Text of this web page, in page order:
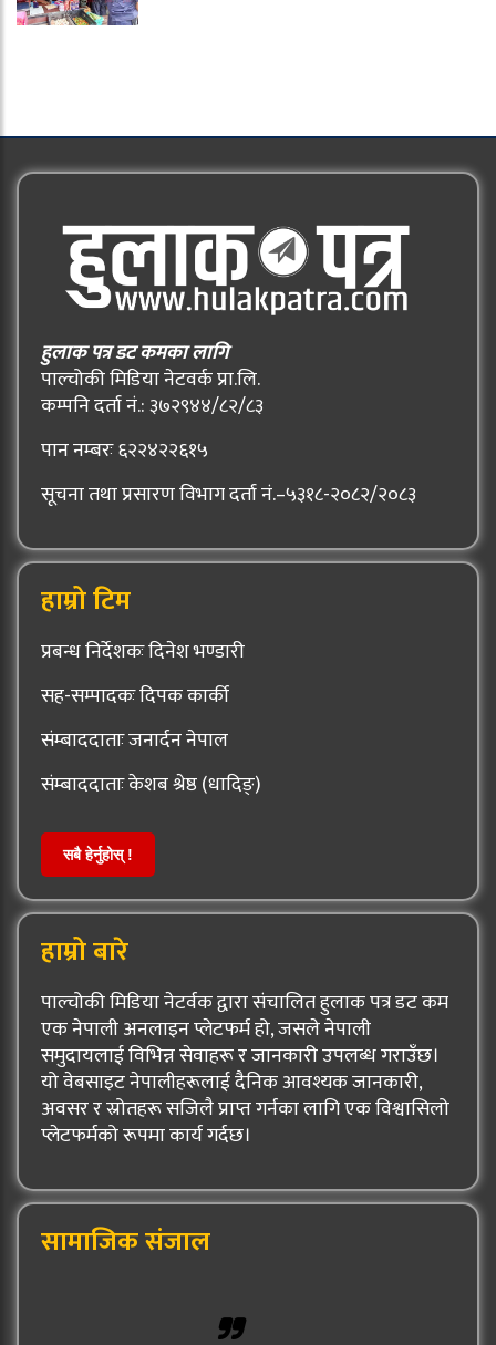
हुलाक पत्र डट कमका लागि
पाल्चोकी मिडिया नेटवर्क प्रा.लि.
कम्पनि दर्ता नं.: ३७२९४४/८२/८३
पान नम्बरः ६२२४२२६१५
सूचना तथा प्रसारण विभाग दर्ता नं.–५३१८-२०८२/२०८३
हाम्रो टिम
प्रबन्ध निर्देशकः दिनेश भण्डारी
सह-सम्पादकः दिपक कार्की
संम्बाददाताः जनार्दन नेपाल
संम्बाददाताः केशब श्रेष्ठ (धादिङ्)
सबै हेर्नुहोस् !
हाम्रो बारे
पाल्चोकी मिडिया नेटर्वक द्वारा संचालित हुलाक पत्र डट कम
एक नेपाली अनलाइन प्लेटफर्म हो, जसले नेपाली
समुदायलाई विभिन्न सेवाहरू र जानकारी उपलब्ध गराउँछ।
यो वेबसाइट नेपालीहरूलाई दैनिक आवश्यक जानकारी,
अवसर र स्रोतहरू सजिलै प्राप्त गर्नका लागि एक विश्वासिलो
प्लेटफर्मको रूपमा कार्य गर्दछ।
सामाजिक संजाल